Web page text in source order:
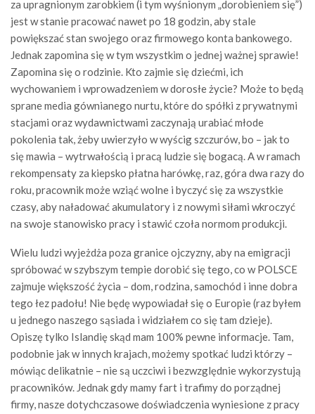
za upragnionym zarobkiem (i tym wyśnionym „dorobieniem się”)
jest w stanie pracować nawet po 18 godzin, aby stale
powiększać stan swojego oraz firmowego konta bankowego.
Jednak zapomina się w tym wszystkim o jednej ważnej sprawie!
Zapomina się o rodzinie. Kto zajmie się dziećmi, ich
wychowaniem i wprowadzeniem w dorosłe życie? Może to będą
sprane media gównianego nurtu, które do spółki z prywatnymi
stacjami oraz wydawnictwami zaczynają urabiać młode
pokolenia tak, żeby uwierzyło w wyścig szczurów, bo – jak to
się mawia – wytrwałością i pracą ludzie się bogacą. A w ramach
rekompensaty za kiepsko płatna harówkę, raz, góra dwa razy do
roku, pracownik może wziąć wolne i byczyć się za wszystkie
czasy, aby naładować akumulatory i z nowymi siłami wkroczyć
na swoje stanowisko pracy i stawić czoła normom produkcji.
Wielu ludzi wyjeżdża poza granice ojczyzny, aby na emigracji
spróbować w szybszym tempie dorobić się tego, co w POLSCE
zajmuje większość życia – dom, rodzina, samochód i inne dobra
tego łez padołu! Nie będę wypowiadał się o Europie (raz byłem
u jednego naszego sąsiada i widziałem co się tam dzieje).
Opiszę tylko Islandię skąd mam 100% pewne informacje. Tam,
podobnie jak w innych krajach, możemy spotkać ludzi którzy –
mówiąc delikatnie – nie są uczciwi i bezwzględnie wykorzystują
pracowników. Jednak gdy mamy fart i trafimy do porządnej
firmy, nasze dotychczasowe doświadczenia wyniesione z pracy